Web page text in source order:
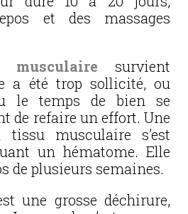
et des massages
musculaire
survient
a été trop sollicité, ou
le temps de bien se
de refaire un effort. Une
musculaire s’est
un hématome. Elle
de plusieurs semaines.
une grosse déchirure,